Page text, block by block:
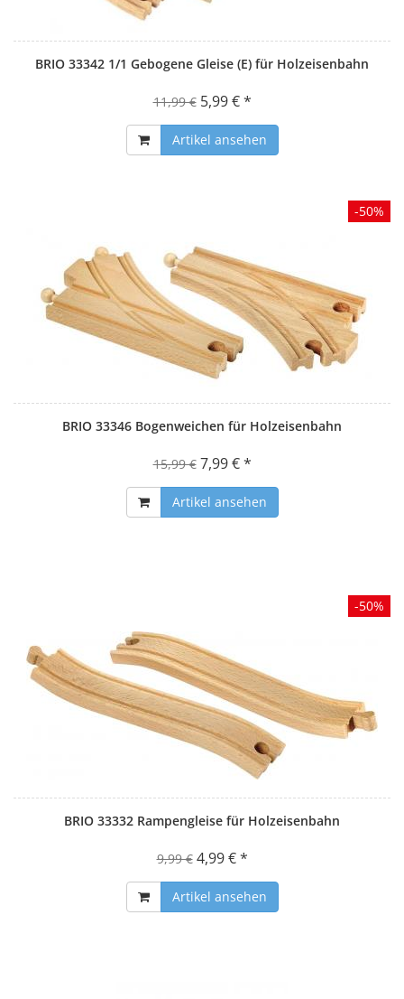
BRIO 33342 1/1 Gebogene Gleise (E) für Holzeisenbahn
11,99 € 5,99 € *
Artikel ansehen
BRIO 33346 Bogenweichen für Holzeisenbahn
15,99 € 7,99 € *
Artikel ansehen
-50%
BRIO 33332 Rampengleise für Holzeisenbahn
9,99 € 4,99 € *
Artikel ansehen
-50%